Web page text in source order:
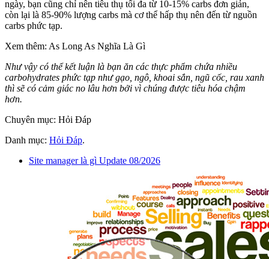
ngày, bạn cũng chỉ nên tiêu thụ tối đa từ 10-15% carbs đơn giản,
còn lại là 85-90% lượng carbs mà cơ thể hấp thụ nên đến từ nguồn
carbs phức tạp.
Xem thêm: As Long As Nghĩa Là Gì
Như vậy có thể kết luận là bạn ăn các thực phẩm chứa nhiều
carbohydrates phức tạp như gạo, ngô, khoai sắn, ngũ cốc, rau xanh
thì sẽ có cảm giác no lâu hơn bởi vì chúng được tiêu hóa chậm
hơn.
Chuyên mục: Hỏi Đáp
Danh mục: Hỏi Đáp.
Site manager là gì Update 08/2026